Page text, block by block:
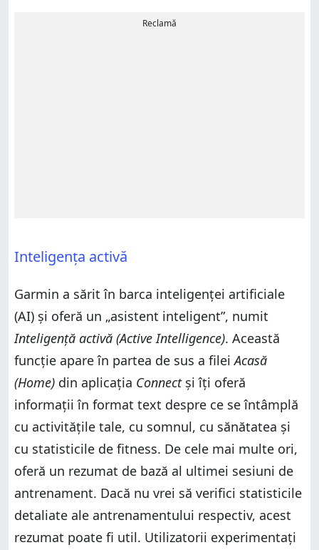
Reclamă
Inteligența activă
Garmin a sărit în barca inteligenței artificiale
(AI) și oferă un „asistent inteligent”, numit
Inteligență activă (Active Intelligence). Această
funcție apare în partea de sus a fileiAcasă
(Home) din aplicația Connect și îți oferă
informații în format text despre ce se întâmplă
cu activitățile tale, cu somnul, cu sănătatea și
cu statisticile de fitness. De cele mai multe ori,
oferă un rezumat de bază al ultimei sesiuni de
antrenament. Dacă nu vrei să verifici statisticile
detaliate ale antrenamentului respectiv, acest
rezumat poate fi util. Utilizatorii experimentați